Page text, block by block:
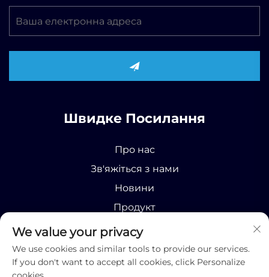
Швидке Посилання
Про нас
Зв'яжіться з нами
Новини
Продукт
We value your privacy
We use cookies and similar tools to provide our services.
If you don't want to accept all cookies, click Personalize